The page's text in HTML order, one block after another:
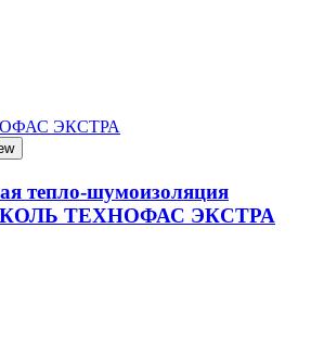
тепло-шумоизоляция
ТЕХНОФАС ЭКСТРА